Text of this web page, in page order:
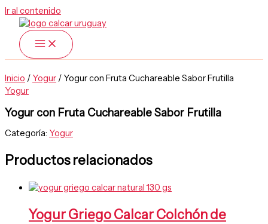
Ir al contenido
Inicio / Yogur / Yogur con Fruta Cuchareable Sabor Frutilla
Yogur
Yogur con Fruta Cuchareable Sabor Frutilla
Categoría: Yogur
Productos relacionados
Yogur Griego Calcar Colchón de